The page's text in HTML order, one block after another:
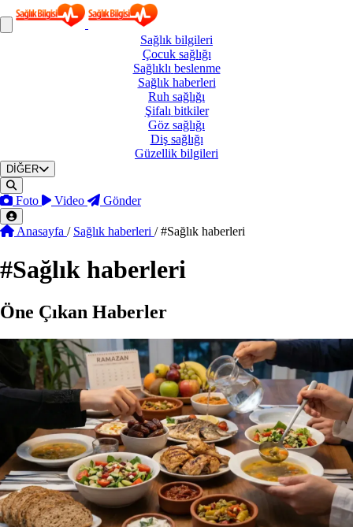
Sağlık bilgileri
Çocuk sağlığı
Sağlıklı beslenme
Sağlık haberleri
Ruh sağlığı
Şifalı bitkiler
Göz sağlığı
Diş sağlığı
Güzellik bilgileri
DİĞER
Foto Video Gönder
Anasayfa / Sağlık haberleri / #Sağlık haberleri
#Sağlık haberleri
Öne Çıkan Haberler